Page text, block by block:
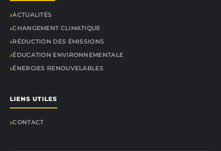
ACTUALITÉS
CHANGEMENT CLIMATIQUE
RÉDUCTION DES ÉMISSIONS
ÉDUCATION ENVIRONNEMENTALE
ÉNERGIES RENOUVELABLES
LIENS UTILES
CONTACT